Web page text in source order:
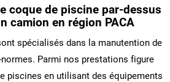
coque de piscine par-dessus
camion en région PACA
spécialisés dans la manutention de
Parmi nos prestations figure
piscines en utilisant des équipements